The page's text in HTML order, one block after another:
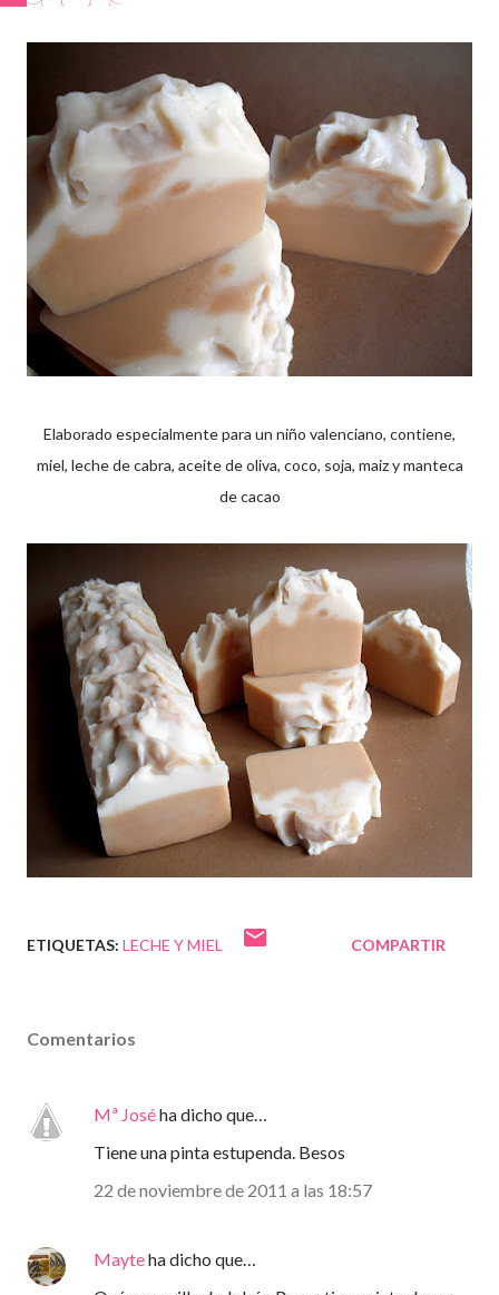
Elaborado especialmente para un niño valenciano, contiene,
miel, leche de cabra, aceite de oliva, coco, soja, maiz y manteca
de cacao
ETIQUETAS: LECHE Y MIEL COMPARTIR
Comentarios
Mª Joséha dicho que…
Tiene una pinta estupenda. Besos
22 de noviembre de 2011 a las 18:57
Mayteha dicho que…